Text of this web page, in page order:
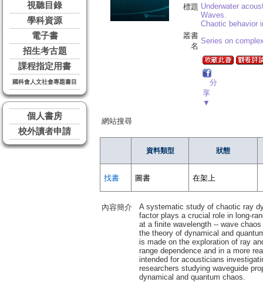
視聽目錄
學科資源
電子書
招生考古題
課程指定用書
國科會人文社會專題書目
個人書房
校外讀者申請
標題 Underwater
Waves.
Chaotic behavior
叢書
名
Series on
分
享
▼
網站搜尋
資料類型 狀態
找書 圖書 在架上
內容簡介
A systematic study of chaotic ray
factor plays a crucial role in long-
at a finite wavelength -- wave
the theory of dynamical and
is made on the exploration of ray
range dependence and in a more
intended for acousticians
researchers studying waveguide
dynamical and quantum chaos.